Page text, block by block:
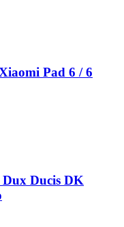
Pad 6 / 6
Dux Ducis DK